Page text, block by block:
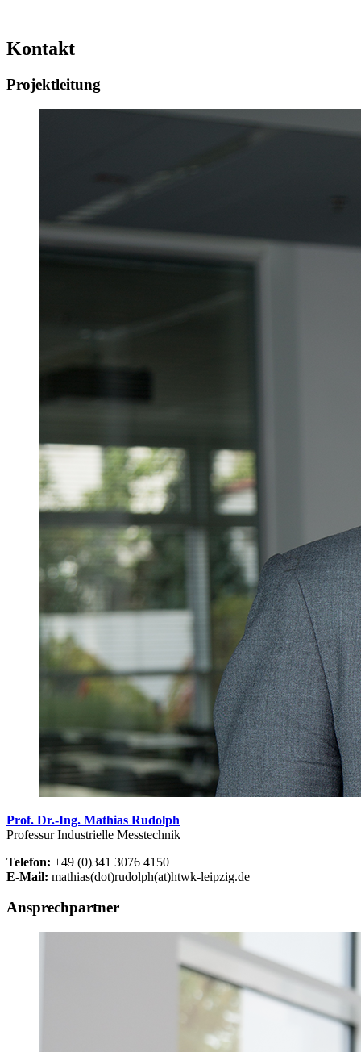
Kontakt
Projektleitung
Prof. Dr.-Ing. Mathias Rudolph
Professur Industrielle Messtechnik
Telefon: +49 (0)341 3076 4150
E-Mail: mathias(dot)rudolph(at)htwk-leipzig.de
Ansprechpartner